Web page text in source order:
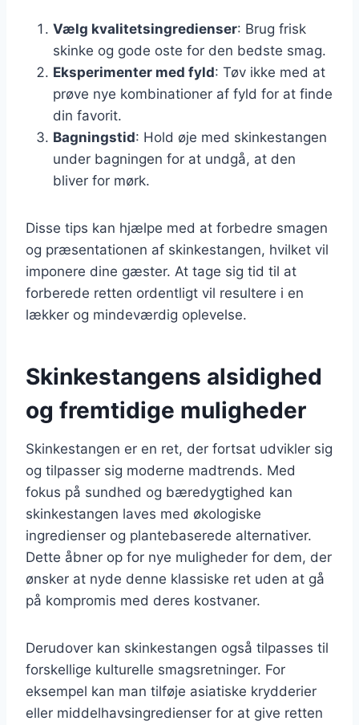
Vælg kvalitetsingredienser: Brug frisk
skinke og gode oste for den bedste smag.
Eksperimenter med fyld: Tøv ikke med at
prøve nye kombinationer af fyld for at finde
din favorit.
Bagningstid: Hold øje med skinkestangen
under bagningen for at undgå, at den
bliver for mørk.
Disse tips kan hjælpe med at forbedre smagen
og præsentationen af skinkestangen, hvilket vil
imponere dine gæster. At tage sig tid til at
forberede retten ordentligt vil resultere i en
lækker og mindeværdig oplevelse.
Skinkestangens alsidighed
og fremtidige muligheder
Skinkestangen er en ret, der fortsat udvikler sig
og tilpasser sig moderne madtrends. Med
fokus på sundhed og bæredygtighed kan
skinkestangen laves med økologiske
ingredienser og plantebaserede alternativer.
Dette åbner op for nye muligheder for dem, der
ønsker at nyde denne klassiske ret uden at gå
på kompromis med deres kostvaner.
Derudover kan skinkestangen også tilpasses til
forskellige kulturelle smagsretninger. For
eksempel kan man tilføje asiatiske krydderier
eller middelhavsingredienser for at give retten